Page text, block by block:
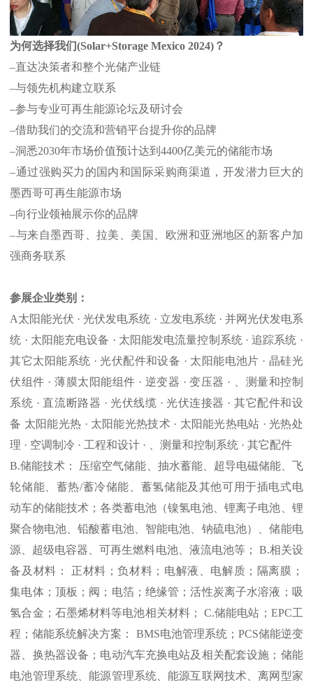
为何选择我们(Solar+Storage Mexico 2024)？
–直达决策者和整个光储产业链
–与领先机构建立联系
–参与专业可再生能源论坛及研讨会
–借助我们的交流和营销平台提升你的品牌
–洞悉2030年市场价值预计达到4400亿美元的储能市场
–通过强购买力的国内和国际采购商渠道，开发潜力巨大的
墨西哥可再生能源市场
–向行业领袖展示你的品牌
–与来自墨西哥、拉美、美国、欧洲和亚洲地区的新客户加
强商务联系
参展企业类别 ：
A太阳能光伏 · 光伏发电系统 · 立发电系统 · 并网光伏发电系
统 · 太阳能充电设备 · 太阳能发电流量控制系统 · 追踪系统 ·
其它太阳能系统 · 光伏配件和设备 · 太阳能电池片 · 晶硅光
伏组件 · 薄膜太阳能组件 · 逆变器 · 变压器 · 、测量和控制
系统 · 直流断路器 · 光伏线缆 · 光伏连接器 · 其它配件和设
备 太阳能光热 · 太阳能光热技术 · 太阳能光热电站 · 光热处
理 · 空调制冷 · 工程和设计 · 、测量和控制系统 · 其它配件
B.储能技术： 压缩空气储能、抽水蓄能、超导电磁储能、飞
轮储能、蓄热/蓄冷储能、蓄氢储能及其他可用于插电式电
动车的储能技术；各类蓄电池（镍氢电池、锂离子电池、锂
聚合物电池、铅酸蓄电池、智能电池、钠硫电池）、储能电
源、超级电容器、可再生燃料电池、液流电池等； B.相关设
备及材料： 正材料；负材料；电解液、电解质；隔离膜；
集电体；顶板；阀；电箔；绝缘管；活性炭离子水溶液；吸
氢合金；石墨烯材料等电池相关材料； C.储能电站；EPC工
程；储能系统解决方案： BMS电池管理系统；PCS储能逆变
器、换热器设备；电动汽车充换电站及相关配套设施；储能
电池管理系统、能源管理系统、能源互联网技术、离网型家